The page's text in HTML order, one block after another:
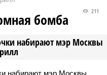
набирают мэр Москвы
211
бомба